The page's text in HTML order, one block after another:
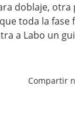
doblaje, otra
toda la fase
a Labo un
Compartir